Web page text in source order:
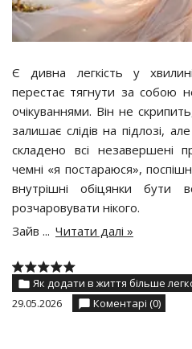
Є дивна легкість у
перестає тягнути за собою
очікуваннями. Він не
залишає слідів на підлозі,
складено всі незавершені
чемні «я постараюся»,
внутрішні обіцянки бути
розчаровувати нікого.
Зайв ... Читати далі »
Як додати в життя більше
29.05.2026
Коментарі (0)